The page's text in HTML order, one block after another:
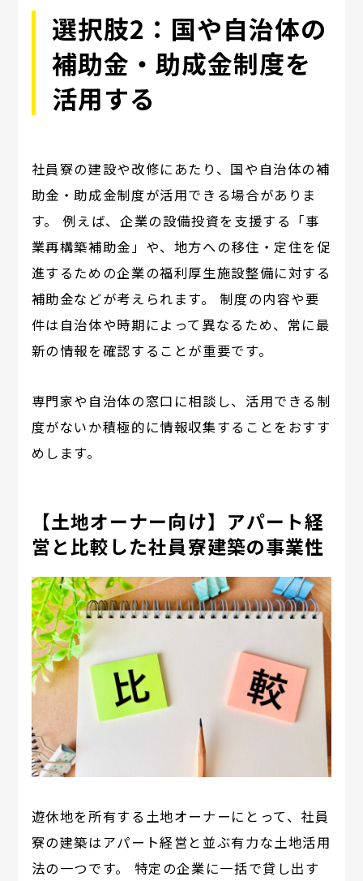
選択肢2：国や自治体の
補助金・助成金制度を
活用する
社員寮の建設や改修にあたり、国や自治体の補
助金・助成金制度が活用できる場合がありま
す。 例えば、企業の設備投資を支援する「事
業再構築補助金」や、地方への移住・定住を促
進するための企業の福利厚生施設整備に対する
補助金などが考えられます。 制度の内容や要
件は自治体や時期によって異なるため、常に最
新の情報を確認することが重要です。
専門家や自治体の窓口に相談し、活用できる制
度がないか積極的に情報収集することをおすす
めします。
【土地オーナー向け】アパート経
営と比較した社員寮建築の事業性
遊休地を所有する土地オーナーにとって、社員
寮の建築はアパート経営と並ぶ有力な土地活用
法の一つです。 特定の企業に一括で貸し出す